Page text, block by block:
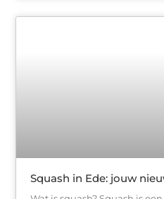
Squash in Ede: jouw